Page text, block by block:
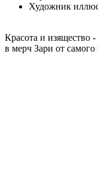
Художник
Красота и изящество
в мерч Зари от самого